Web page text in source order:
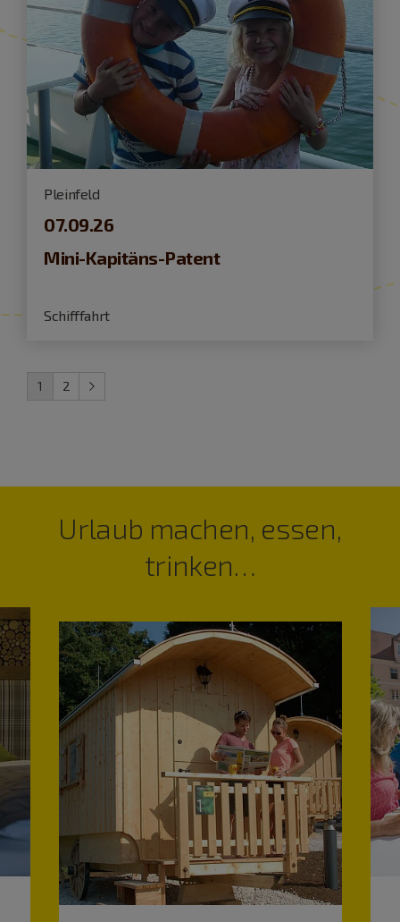
Pleinfeld
07.09.26
Mini-Kapitäns-Patent
Schifffahrt
1 2
Urlaub machen, essen,
trinken…